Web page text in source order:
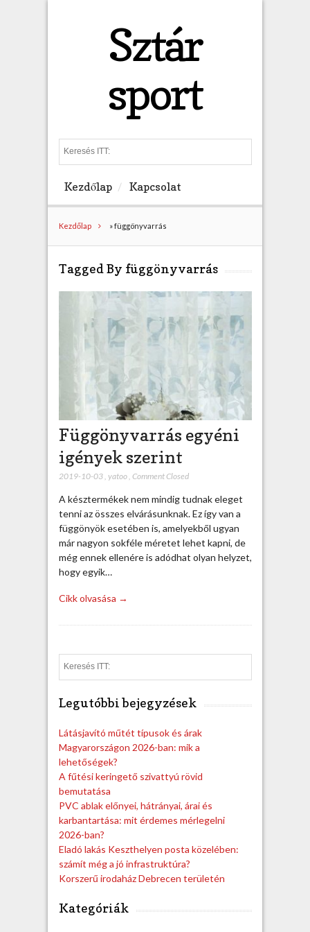
Sztár
sport
e
h
Kezdőlap Kapcsolat
Kezdőlap »függönyvarrás
Tagged By függönyvarrás
Függönyvarrás egyéni
igények szerint
2019-10-03, yatoo, Comment Closed
A késztermékek nem mindig tudnak eleget
tenni az összes elvárásunknak. Ez így van a
függönyök esetében is, amelyekből ugyan
már nagyon sokféle méretet lehet kapni, de
még ennek ellenére is adódhat olyan helyzet,
hogy egyik…
Cikk olvasása →
e
Legutóbbi bejegyzések
Látásjavító műtét típusok és árak
Magyarországon 2026-ban: mik a
lehetőségek?
A fűtési keringető szivattyú rövid
bemutatása
PVC ablak előnyei, hátrányai, árai és
karbantartása: mit érdemes mérlegelni
2026-ban?
Eladó lakás Keszthelyen posta közelében:
számít még a jó infrastruktúra?
Korszerű irodaház Debrecen területén
Kategóriák